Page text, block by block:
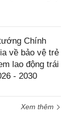
Chính
về bảo vệ trẻ
lao động trái
- 2030
Xem thêm